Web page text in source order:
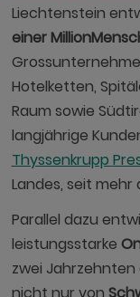
Liechtenstein
einer Million
Hotelketten,
Raum sowie
langjährige
Thyssenkrupp
Landes, seit mehr
Parallel dazu
leistungsstarke
zwei Jahrzehnten